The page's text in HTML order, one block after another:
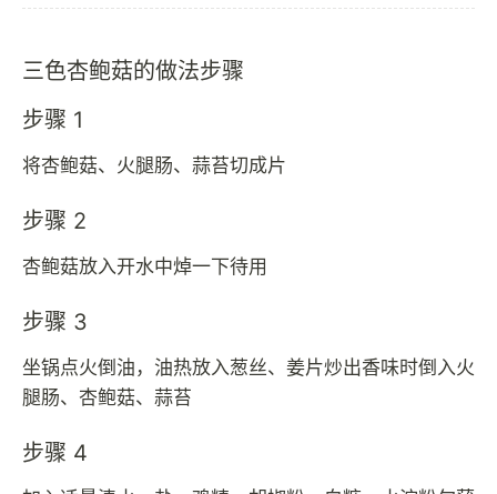
三色杏鲍菇的做法步骤
步骤 1
将杏鲍菇、火腿肠、蒜苔切成片
步骤 2
杏鲍菇放入开水中焯一下待用
步骤 3
坐锅点火倒油，油热放入葱丝、姜片炒出香味时倒入火
腿肠、杏鲍菇、蒜苔
步骤 4